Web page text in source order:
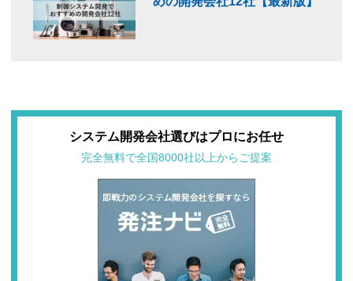
システム開発会社選びはプロにお任せ
完全無料で全国8000社以上からご提案